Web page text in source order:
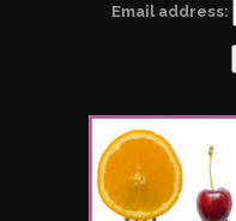
Email address: